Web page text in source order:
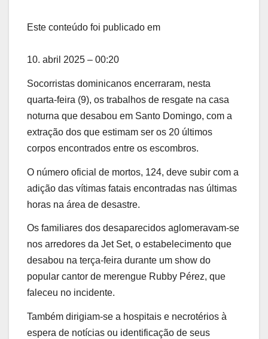
Este conteúdo foi publicado em
10. abril 2025 – 00:20
Socorristas dominicanos encerraram, nesta
quarta-feira (9), os trabalhos de resgate na casa
noturna que desabou em Santo Domingo, com a
extração dos que estimam ser os 20 últimos
corpos encontrados entre os escombros.
O número oficial de mortos, 124, deve subir com a
adição das vítimas fatais encontradas nas últimas
horas na área de desastre.
Os familiares dos desaparecidos aglomeravam-se
nos arredores da Jet Set, o estabelecimento que
desabou na terça-feira durante um show do
popular cantor de merengue Rubby Pérez, que
faleceu no incidente.
Também dirigiam-se a hospitais e necrotérios à
espera de notícias ou identificação de seus